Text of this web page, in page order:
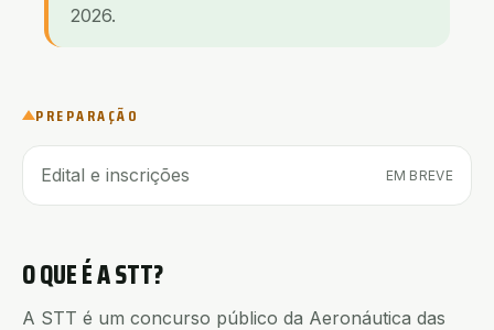
2026.
PREPARAÇÃO
Edital e inscrições EM BREVE
O QUE ÉASTT?
A STT é um concurso público da Aeronáutica das